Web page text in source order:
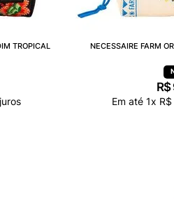
TROPICAL NECESSAIRE FARM
R$
Em até 1x R$